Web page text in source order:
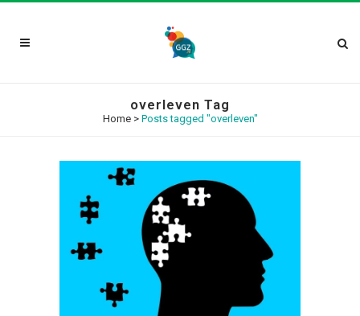
overleven Tag
Home> Posts tagged "overleven"